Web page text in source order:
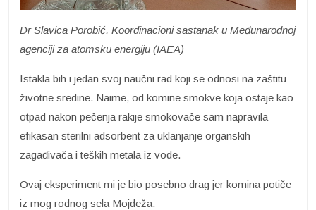
Dr Slavica Porobić, Koordinacioni sastanak u Međunarodnoj
agenciji za atomsku energiju (IAEA)
Istakla bih i jedan svoj naučni rad koji se odnosi na zaštitu
životne sredine. Naime, od komine smokve koja ostaje kao
otpad nakon pečenja rakije smokovače sam napravila
efikasan sterilni adsorbent za uklanjanje organskih
zagađivača i teških metala iz vode.
Ovaj eksperiment mi je bio posebno drag jer komina potiče
iz mog rodnog sela Mojdeža.